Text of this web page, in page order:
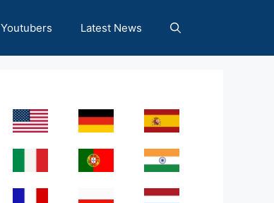
Youtubers Latest News